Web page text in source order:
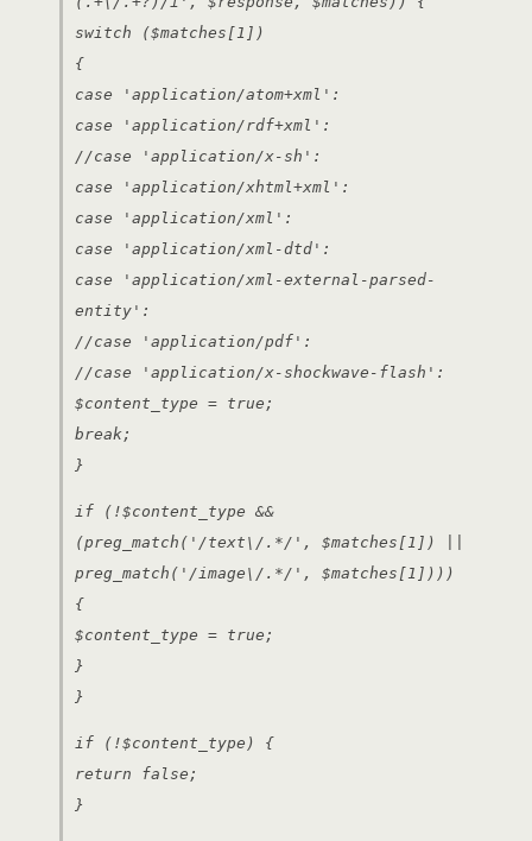
switch ($matches[1])
{
case 'application/atom+xml':
case 'application/rdf+xml':
//case 'application/x-sh':
case 'application/xhtml+xml':
case 'application/xml':
case 'application/xml-dtd':
case 'application/xml-external-parsed-
entity':
//case 'application/pdf':
//case 'application/x-shockwave-flash':
$content_type = true;
break;
}
if (!$content_type &&
(preg_match('/text\/.*/', $matches[1]) ||
preg_match('/image\/.*/', $matches[1])))
{
$content_type = true;
}
}
if (!$content_type) {
return false;
}